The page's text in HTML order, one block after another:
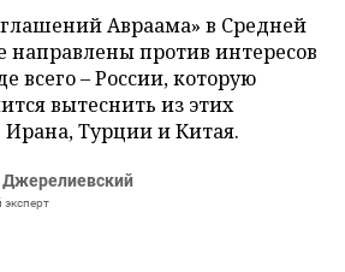
Авраама» в Средней
направлены против интересов
всего – России, которую
вытеснить из этих
Ирана, Турции и Китая.
Джерелиевский